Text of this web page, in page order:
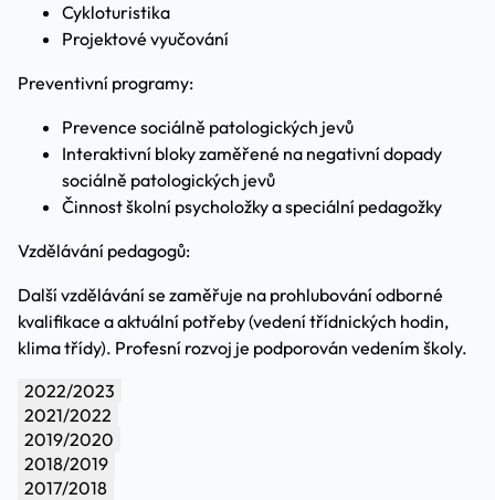
Cykloturistika
Projektové vyučování
Preventivní programy:
Prevence sociálně patologických jevů
Interaktivní bloky zaměřené na negativní dopady
sociálně patologických jevů
Činnost školní psycholožky a speciální pedagožky
Vzdělávání pedagogů:
Další vzdělávání se zaměřuje na prohlubování odborné
kvalifikace a aktuální potřeby (vedení třídnických hodin,
klima třídy). Profesní rozvoj je podporován vedením školy.
2022/2023
2021/2022
2019/2020
2018/2019
2017/2018